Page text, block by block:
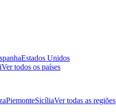
Estados Unidos
Ver todos os países
PiemonteSicíliaVer todas as regiões